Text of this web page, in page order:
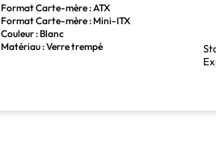
Format Carte-mère : ATX
Format Carte-mère : Mini-ITX
Couleur : Blanc
Matériau : Verre trempé